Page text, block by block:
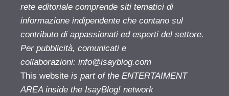
rete editoriale comprende siti tematici di
informazione indipendente che contano sul
contributo di appassionati ed esperti del settore.
Per pubblicità, comunicati e
collaborazioni: info@isayblog.com
This website is part of the ENTERTAIMENT
AREA inside the IsayBlog! network